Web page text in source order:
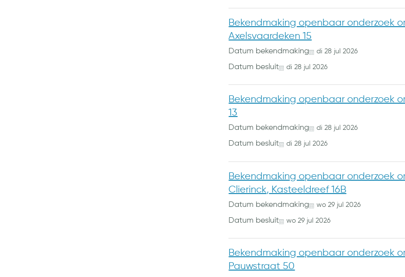
Bekendmaking openbaar onderzoek
Axelsvaardeken 15
Datum bekendmaking di 28 jul 2026
Datum besluit di 28 jul 2026
Bekendmaking openbaar onderzoek
13
Datum bekendmaking di 28 jul 2026
Datum besluit di 28 jul 2026
Bekendmaking openbaar onderzoek
Clierinck, Kasteeldreef 16B
Datum bekendmaking wo 29 jul 2026
Datum besluit wo 29 jul 2026
Bekendmaking openbaar onderzoek
Pauwstraat 50